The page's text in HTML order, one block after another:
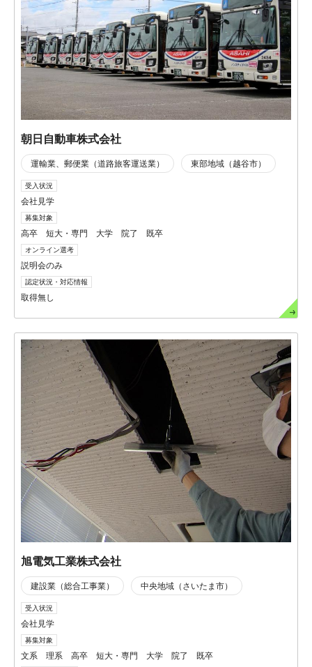
朝日自動車株式会社
運輸業、郵便業（道路旅客運送業） 東部地域（越谷市）
受入状況
会社見学
募集対象
高卒 短大・専門 大学 院了 既卒
オンライン選考
説明会のみ
認定状況・対応情報
取得無し
旭電気工業株式会社
建設業（総合工事業） 中央地域（さいたま市）
受入状況
会社見学
募集対象
文系 理系 高卒 短大・専門 大学 院了 既卒